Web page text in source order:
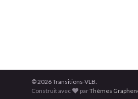
© 2026 Transitions-VLB.
Construit avec
parThèmes